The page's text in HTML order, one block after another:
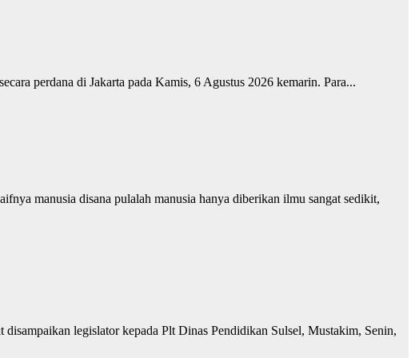
perdana di Jakarta pada Kamis, 6 Agustus 2026 kemarin. Para...
manusia disana pulalah manusia hanya diberikan ilmu sangat sedikit,
legislator kepada Plt Dinas Pendidikan Sulsel, Mustakim, Senin,